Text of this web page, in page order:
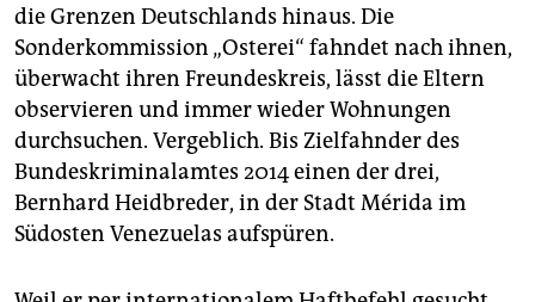
die Grenzen Deutschlands hinaus. Die
Sonderkommission „Osterei“ fahndet nach ihnen,
überwacht ihren Freundeskreis, lässt die Eltern
observieren und immer wieder Wohnungen
durchsuchen. Vergeblich. Bis Zielfahnder des
Bundeskriminalamtes 2014 einen der drei,
Bernhard Heidbreder, in der Stadt Mérida im
Südosten Venezuelas aufspüren.